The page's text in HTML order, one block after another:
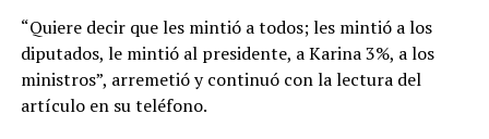
“Quiere decir que les mintió a todos; les mintió a los
diputados, le mintió al presidente, a Karina 3%, a los
ministros”, arremetió y continuó con la lectura del
artículo en su teléfono.